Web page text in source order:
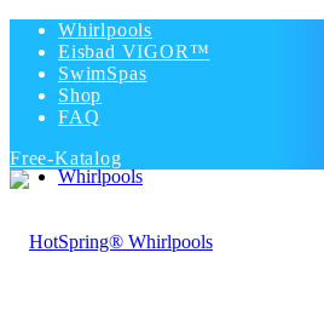
Whirlpools
Eisbad VIGOR™
SwimSpas
Shop
FAQ
Free-Katalog
Whirlpools